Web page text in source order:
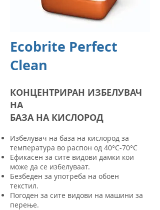
Ecobrite Perfect
Clean
КОНЦЕНТРИРАН ИЗБЕЛУВАЧ
НА
БАЗА НА КИСЛОРОД
​Избелувач на база на кислород за
температура во распон од 40°C-70°C
Ефикасен за сите видови дамки кои
може да се избелуваат.
Безбеден за употреба на обоен
текстил.
Погоден за сите видови на машини за
перење.